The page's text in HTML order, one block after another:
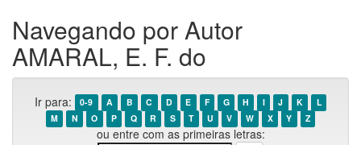
Navegando por Autor
AMARAL, E. F. do
Ir para: 0-9 A B C D E F G H I J K
L
M
N O P Q R S T U V W X Y Z
ou entre com as primeiras letras: